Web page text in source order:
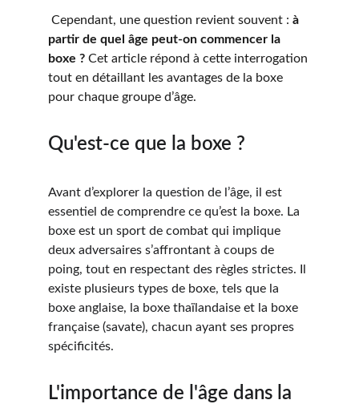
Cependant, une question revient souvent : à
partir de quel âge peut-on commencer la
boxe ? Cet article répond à cette interrogation
tout en détaillant les avantages de la boxe
pour chaque groupe d’âge.
Qu'est-ce que la boxe ?
Avant d’explorer la question de l’âge, il est
essentiel de comprendre ce qu’est la boxe. La
boxe est un sport de combat qui implique
deux adversaires s’affrontant à coups de
poing, tout en respectant des règles strictes. Il
existe plusieurs types de boxe, tels que la
boxe anglaise, la boxe thaïlandaise et la boxe
française (savate), chacun ayant ses propres
spécificités.
L'importance de l'âge dans la